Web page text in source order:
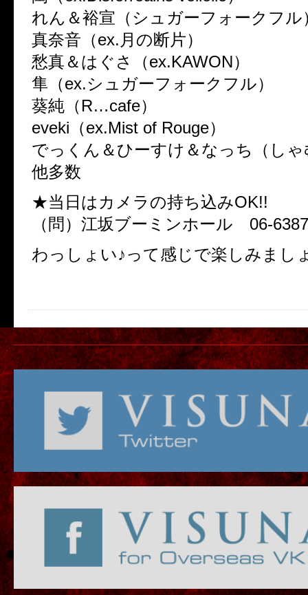
れん＆裕宣（シュガーフォークフル
真奈音（ex.月の断片）
愁真＆はぐさ（ex.KAWON）
隼（ex.シュガーフォークフル）
葵純（R…cafe）
eveki（ex.Mist of Rouge）
でっくん＆ひーすけ＆なっち（しゃ
他多数
★当日はカメラの持ち込みOK!!
（問）江坂ブーミンホール 06-
わっしょい♪って感じで楽しみまし